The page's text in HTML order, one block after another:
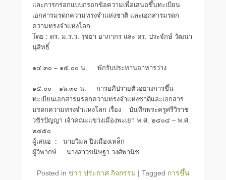
และการกรอกแบบกรอกข้อความเพื่อเสนอขึ้นทะเบียน
เอกสารมรดกความทรงจำแห่งชาติ และเอกสารมรดก
ความทรงจำแห่งโลก
โดย : ดร. ม.ร.ว. รุจยา อาภากร และ ดร. ประจักษ์ วัฒนา
นุสิทธิ์
๑๔.๓๐ – ๑๕.๐๐ น. พักรับประทานอาหารว่าง
๑๕.๐๐ – ๑๖.๓๐ น. การอภิปรายตัวอย่างการขึ้น
ทะเบียนเอกสารมรดกความทรงจำแห่งชาติและเอกสาร
มรดกความทรงจำแห่งโลก เรื่อง บันทึกพระครูศรีวิราช
วชิรปัญญา เจ้าคณะแขวงเมืองพะเยา พ.ศ. ๒๔๐๔ – พ.ศ.
๒๔๕๐
ผู้เสนอ : นายวิมล ปิงเมืองเหล็ก
ผู้วิพากษ์ : นางสาวขนิษฐา วงศ์พานิช
Posted in ข่าว ประกาศ กิจกรรม | Tagged การขึ้น